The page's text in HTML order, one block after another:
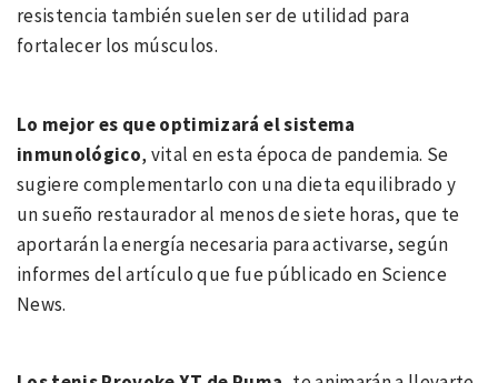
resistencia también suelen ser de utilidad para
fortalecer los músculos.
Lo mejor es que optimizará el sistema
inmunológico, vital en esta época de pandemia. Se
sugiere complementarlo con una dieta equilibrado y
un sueño restaurador al menos de siete horas, que te
aportarán la energía necesaria para activarse, según
informes del artículo que fue públicado en Science
News.